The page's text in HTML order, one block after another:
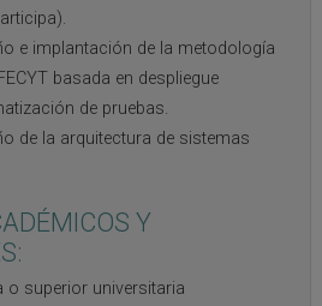
e implantación de la metodología
basada en despliegue
de pruebas.
de la arquitectura de sistemas
Y
o superior universitaria